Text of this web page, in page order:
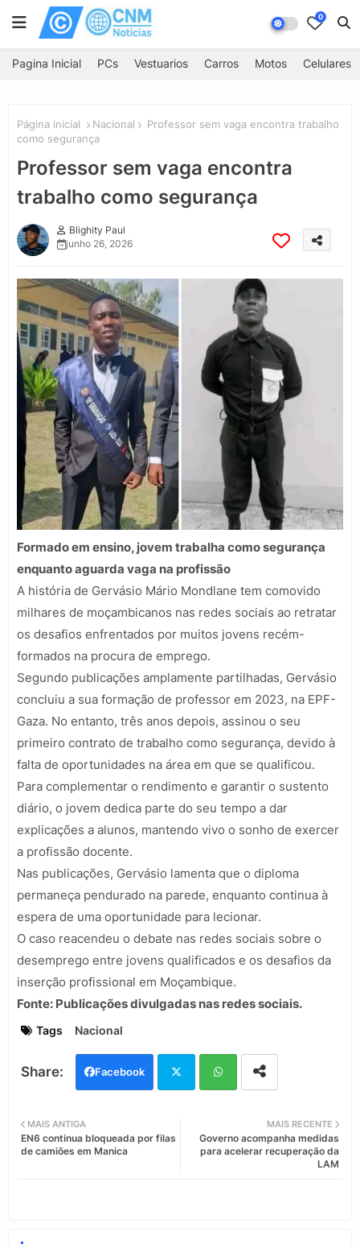
0
Pagina Inicial PCs Vestuarios Carros Motos Celulares
Página inicial Nacional
Professor sem vaga encontra trabalho
como segurança
Professor sem vaga encontra
trabalho como segurança
Blighity Paul
junho 26, 2026
Formado em ensino, jovem trabalha como segurança
enquanto aguarda vaga na profissão
A história de Gervásio Mário Mondlane tem comovido
milhares de moçambicanos nas redes sociais ao retratar
os desafios enfrentados por muitos jovens recém-
formados na procura de emprego.
Segundo publicações amplamente partilhadas, Gervásio
concluiu a sua formação de professor em 2023, na EPF-
Gaza. No entanto, três anos depois, assinou o seu
primeiro contrato de trabalho como segurança, devido à
falta de oportunidades na área em que se qualificou.
Para complementar o rendimento e garantir o sustento
diário, o jovem dedica parte do seu tempo a dar
explicações a alunos, mantendo vivo o sonho de exercer
a profissão docente.
Nas publicações, Gervásio lamenta que o diploma
permaneça pendurado na parede, enquanto continua à
espera de uma oportunidade para lecionar.
O caso reacendeu o debate nas redes sociais sobre o
desemprego entre jovens qualificados e os desafios da
inserção profissional em Moçambique.
Fonte: Publicações divulgadas nas redes sociais.
Tags Nacional
Facebook
tter ats
MAIS RECENTE
Governo acompanha medidas
para acelerar recuperação da
LAM
MAIS ANTIGA
EN6 continua bloqueada por filas
de camiões em Manica